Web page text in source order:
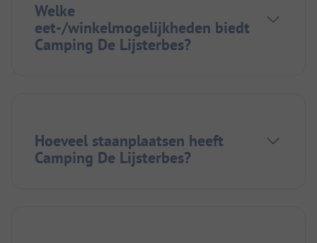
Welke
eet-/winkelmogelijkheden biedt
Camping De Lijsterbes?
Hoeveel staanplaatsen heeft
Camping De Lijsterbes?